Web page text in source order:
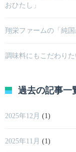
おひたし」
翔栄ファームの「純国
調味料にもこだわり
過去の記事一
2025年12月 (1)
2025年11月 (1)